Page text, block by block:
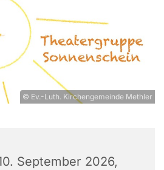
© Ev.-Luth. Kirchengemeinde Methler
September 2026,